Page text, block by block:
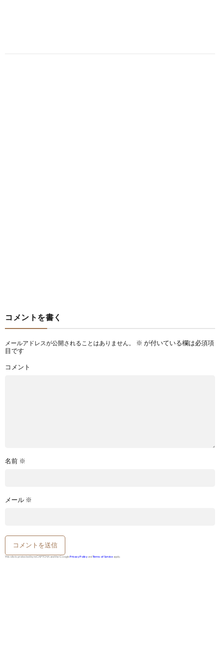
コメントを書く
メールアドレスが公開されることはありません。 ※ が付いている欄は必須項
目です
コメント
名前 ※
メール ※
This site is protected by reCAPTCHA and the GooglePrivacy Policy andTerms of Service apply.